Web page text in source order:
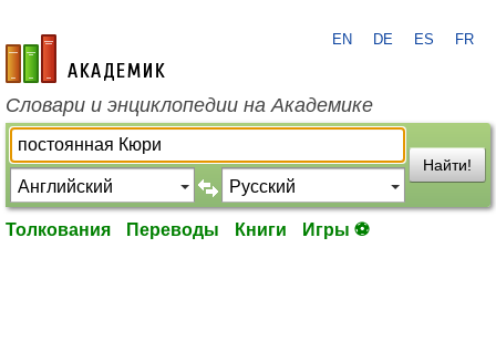
academic.ru
EN DE ES FR
Словари и энциклопедии на Академике
Найти!
Толкования Переводы Книги Игры ⚽